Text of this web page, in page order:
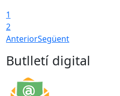
1
2
AnteriorSegüent
Butlletí digital